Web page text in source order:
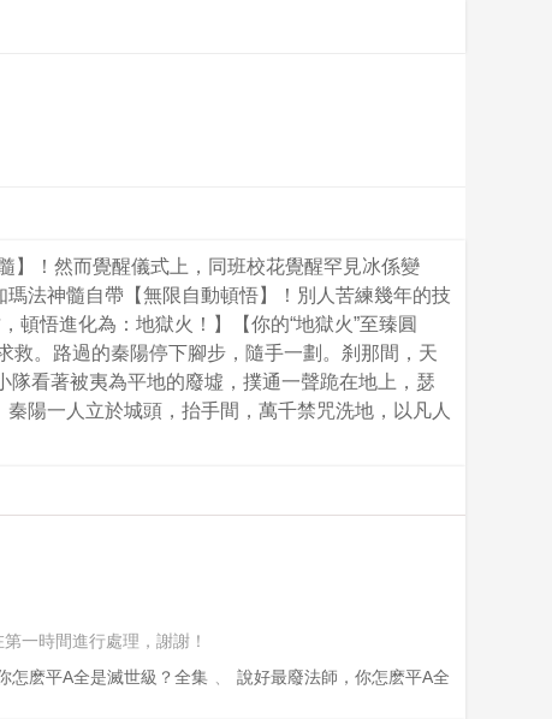
】！然而覺醒儀式上，同班校花覺醒罕見冰係變
法神髓自帶【無限自動頓悟】！別人苦練幾年的技
頓悟進化為：地獄火！】【你的“地獄火”至臻圓
。路過的秦陽停下腳步，隨手一劃。刹那間，天
看著被夷為平地的廢墟，撲通一聲跪在地上，瑟
陽一人立於城頭，抬手間，萬千禁咒洗地，以凡人
一時間進行處理，謝謝！
怎麽平A全是滅世級？全集 、
說好最廢法師，你怎麽平A全